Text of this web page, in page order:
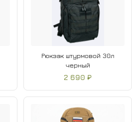
Рюкзак штурмовой 30л
черный
2 690 ₽